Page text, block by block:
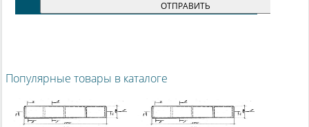
Популярные товары в каталоге